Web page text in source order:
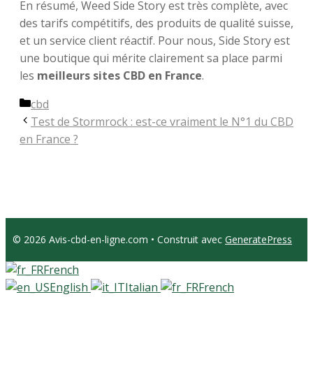
En résumé, Weed Side Story est très complète, avec
des tarifs compétitifs, des produits de qualité suisse,
et un service client réactif. Pour nous, Side Story est
une boutique qui mérite clairement sa place parmi
les meilleurs sites CBD en France.
Catégories
cbd
Test de Stormrock : est-ce vraiment le N°1 du CBD
en France ?
© 2026 Avis-cbd-en-ligne.com • Construit avec GeneratePress
French
English
Italian French